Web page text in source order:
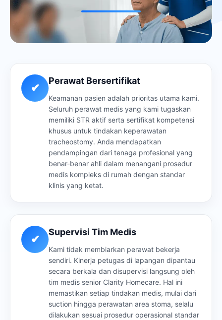
✔
Perawat Bersertifikat
Keamanan pasien adalah prioritas utama kami.
Seluruh perawat medis yang kami tugaskan
memiliki STR aktif serta sertifikat kompetensi
khusus untuk tindakan keperawatan
tracheostomy. Anda mendapatkan
pendampingan dari tenaga profesional yang
benar-benar ahli dalam menangani prosedur
medis kompleks di rumah dengan standar
klinis yang ketat.
✔
Supervisi Tim Medis
Kami tidak membiarkan perawat bekerja
sendiri. Kinerja petugas di lapangan dipantau
secara berkala dan disupervisi langsung oleh
tim medis senior Clarity Homecare. Hal ini
memastikan setiap tindakan medis, mulai dari
suction hingga perawatan area stoma, selalu
dilakukan sesuai prosedur operasional standar